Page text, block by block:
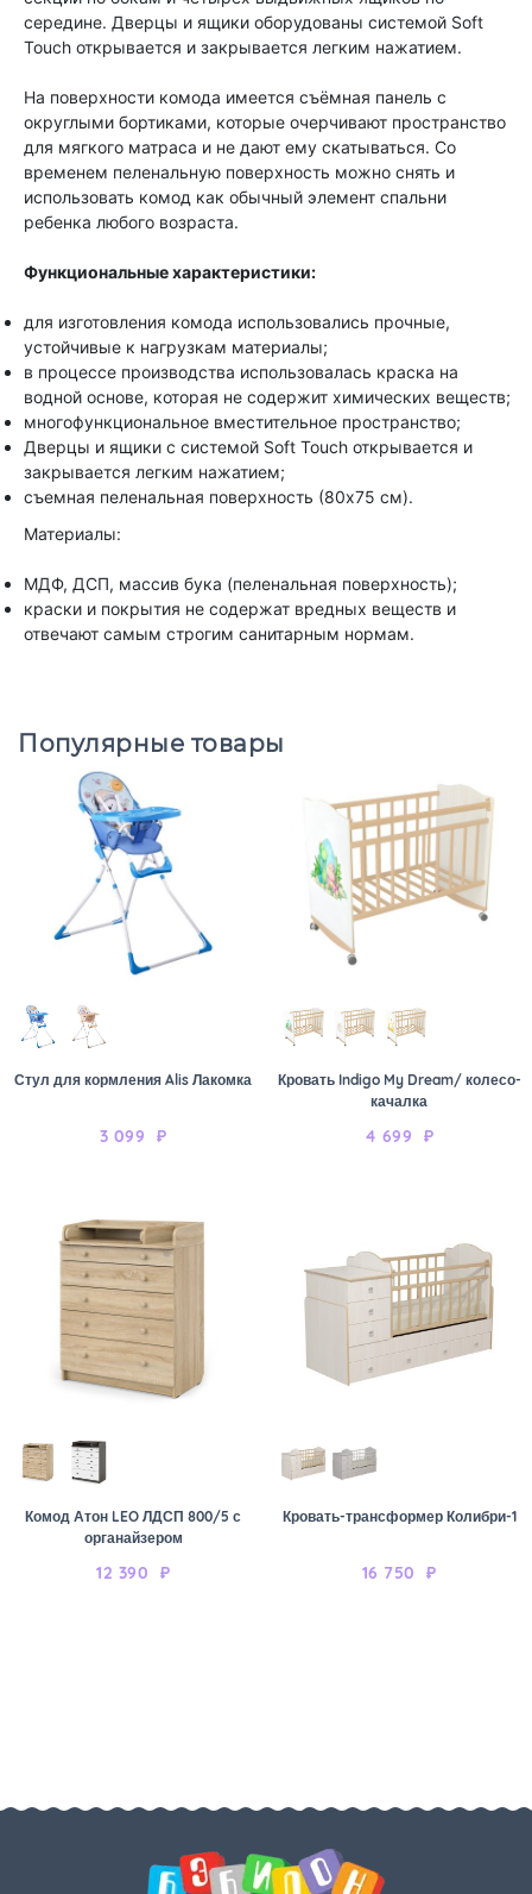
середине. Дверцы и ящики оборудованы системой Soft
Touch открывается и закрывается легким нажатием.
На поверхности комода имеется съёмная панель с
округлыми бортиками, которые очерчивают пространство
для мягкого матраcа и не дают ему скатываться. Со
временем пеленальную поверхность можно снять и
использовать комод как обычный элемент спальни
ребенка любого возраста.
Функциональные характеристики:
для изготовления комода использовались прочные,
устойчивые к нагрузкам материалы;
в процессе производства использовалась краска на
водной основе, которая не содержит химических веществ;
многофункциональное вместительное пространство;
Дверцы и ящики с системой Soft Touch открывается и
закрывается легким нажатием;
съемная пеленальная поверхность (80х75 см).
Материалы:
МДФ, ДСП, массив бука (пеленальная поверхность);
краски и покрытия не содержат вредных веществ и
отвечают самым строгим санитарным нормам.
Популярные товары
Стул для кормления Alis Лакомка
3 099 ₽
Кровать Indigo My Dream/ колесо-
качалка
4 699 ₽
Комод Атон LEO ЛДСП 800/5 с
органайзером
12 390 ₽
Кровать-трансформер Колибри-1
16 750 ₽